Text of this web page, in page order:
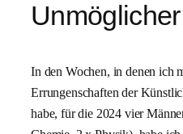
In den Wochen, in denen ich
Errungenschaften der
habe, für die 2024 vier